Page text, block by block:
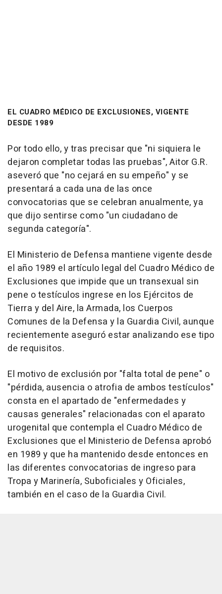
EL CUADRO MÉDICO DE EXCLUSIONES, VIGENTE
DESDE 1989
Por todo ello, y tras precisar que "ni siquiera le
dejaron completar todas las pruebas", Aitor G.R.
aseveró que "no cejará en su empeño" y se
presentará a cada una de las once
convocatorias que se celebran anualmente, ya
que dijo sentirse como "un ciudadano de
segunda categoría".
El Ministerio de Defensa mantiene vigente desde
el año 1989 el artículo legal del Cuadro Médico de
Exclusiones que impide que un transexual sin
pene o testículos ingrese en los Ejércitos de
Tierra y del Aire, la Armada, los Cuerpos
Comunes de la Defensa y la Guardia Civil, aunque
recientemente aseguró estar analizando ese tipo
de requisitos.
El motivo de exclusión por "falta total de pene" o
"pérdida, ausencia o atrofia de ambos testículos"
consta en el apartado de "enfermedades y
causas generales" relacionadas con el aparato
urogenital que contempla el Cuadro Médico de
Exclusiones que el Ministerio de Defensa aprobó
en 1989 y que ha mantenido desde entonces en
las diferentes convocatorias de ingreso para
Tropa y Marinería, Suboficiales y Oficiales,
también en el caso de la Guardia Civil.